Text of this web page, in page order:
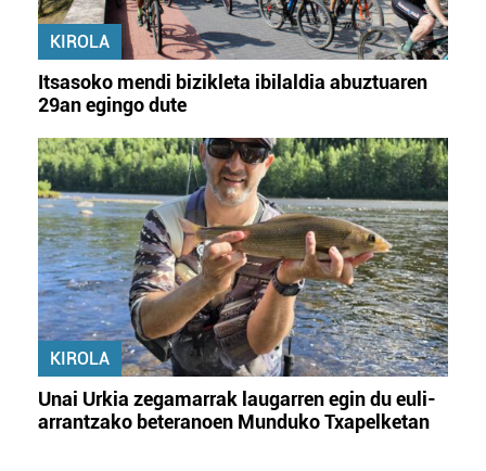
KIROLA
Itsasoko mendi bizikleta ibilaldia abuztuaren
29an egingo dute
KIROLA
Unai Urkia zegamarrak laugarren egin du euli-
arrantzako beteranoen Munduko Txapelketan